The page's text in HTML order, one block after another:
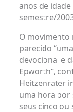
anos de idade
semestre/
O movimento
parecido
devocional e
Epworth”,
Heitzenrater
uma hora por
seus cinco ou